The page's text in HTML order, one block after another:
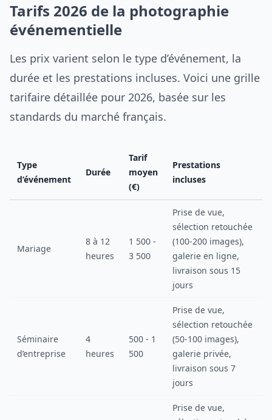
Tarifs 2026 de la photographie
événementielle
Les prix varient selon le type d’événement, la
durée et les prestations incluses. Voici une grille
tarifaire détaillée pour 2026, basée sur les
standards du marché français.
Type
d’événement
Durée
Tarif
moyen
(€)
Prestations
incluses
Mariage
8 à 12
heures
1 500 -
3 500
Prise de vue,
sélection retouchée
(100-200 images),
galerie en ligne,
livraison sous 15
jours
Séminaire
d’entreprise
4
heures
500 - 1
500
Prise de vue,
sélection retouchée
(50-100 images),
galerie privée,
livraison sous 7
jours
Prise de vue,